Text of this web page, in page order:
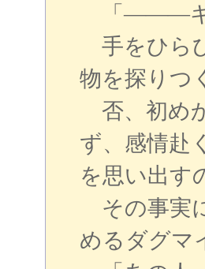
「―――キ
手をひら
物を探りつ
否、初め
ず、感情赴
を思い出す
その事実
めるダグマ